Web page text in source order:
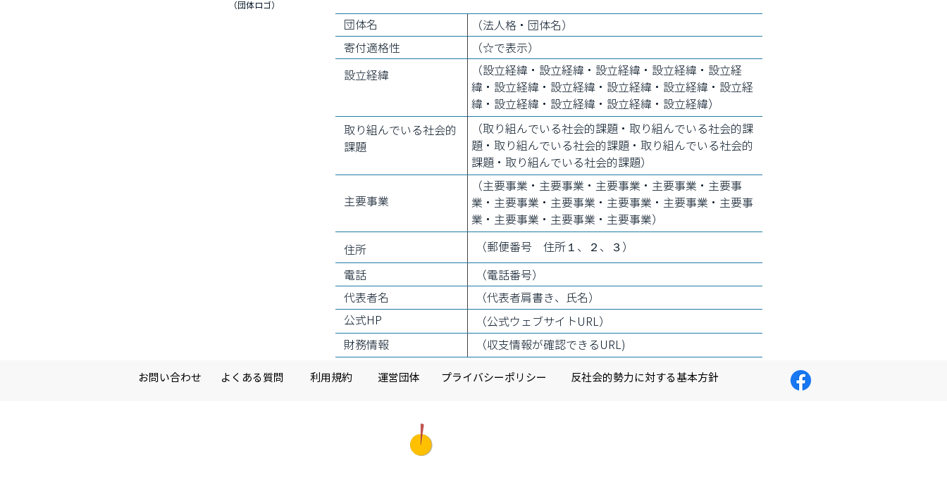
（団体ロゴ）
団体名
寄付適格性
設立経緯
取り組んでいる社会的
課題
主要事業
（法人格・団体名）
（☆で表示）
（設立経緯・設立経緯・設立経緯・設立経緯・設立経
緯・設立経緯・設立経緯・設立経緯・設立経緯・設立経
緯・設立経緯・設立経緯・設立経緯・設立経緯）
（取り組んでいる社会的課題・取り組んでいる社会的課
題・取り組んでいる社会的課題・取り組んでいる社会的
課題・取り組んでいる社会的課題）
（主要事業・主要事業・主要事業・主要事業・主要事
業・主要事業・主要事業・主要事業・主要事業・主要事
業・主要事業・主要事業・主要事業）
（郵便番号 住所１、２、３）
​（電話番号）
（代表者肩書き、氏名）
​（公式ウェブサイトURL）
（収支情報が確認できるURL)
住所
電話
代表者名
公式HP
財務情報
お問い合わせ よくある質問 利用規約 運営団体 プライバシーポリシー 反社会的勢力に対する基本方針